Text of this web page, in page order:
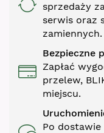
sprzedaży
serwis oraz
zamiennych.
Bezpieczne
Zapłać
przelew,
miejscu.
Po